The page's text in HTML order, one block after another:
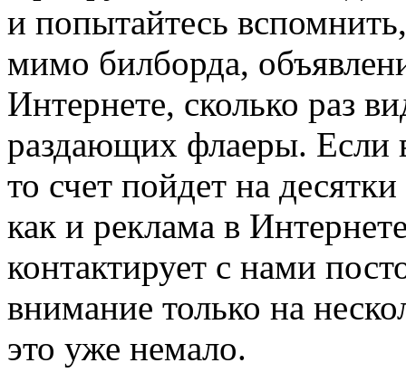
и попытайтесь
мимо билборда,
Интернете, сколько раз
раздающих флаеры. Если
то счет пойдет на
как и реклама в
контактирует с нами
внимание только на
это уже немало.